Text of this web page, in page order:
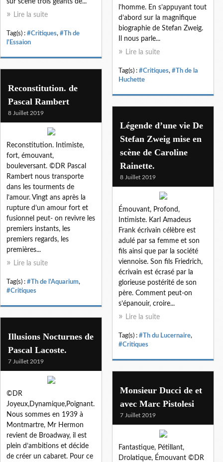
sur scène trois géants de...
Lire la suite
Tag(s) : #Critiques, #Th de
l'Essaion
l’homme. En s’appuyant tout
d’abord sur la magnifique
biographie de Stefan Zweig.
Il nous parle...
Lire la suite
Tag(s) : #Critiques, #Th de la
Huchette
Reconstitution. de
Pascal Rambert
8 Juillet 2019
Reconstitution. Intimiste,
fort, émouvant,
bouleversant. ©DR Pascal
Rambert nous transporte
dans les tourments de
l’amour. Vingt ans après la
rupture d’un amour fort et
fusionnel peut- on revivre les
premiers instants, les
premiers regards, les
premières...
Lire la suite
Tag(s) : #Th de l'Aquarium,
#Critiques
Légende d’une vie De
Stefan Zweig mise en
scène de Caroline
Rainette.
8 Juillet 2019
Émouvant, Profond,
Intimiste. Karl Amadeus
Frank écrivain célèbre est
adulé par sa femme et son
fils ainsi que par la société
viennoise. Son fils Friedrich,
écrivain est écrasé par la
glorieuse postérité de son
père. Comment peut-on
s’épanouir, croire...
Lire la suite
Tag(s) : #Th du Lucernaire,
#Critiques
Illusions Nocturnes de
Pascal Lacoste.
7 Juillet 2019
©DR
Joyeux,Dynamique,Poignant.
Nous sommes en 1939 à
Montmartre, Mr Hermon
revient de Broadway, il est
plein d’ambitions et décide
de créer un cabaret. Pour ce
Monsieur Ducci de et
avec Marc Pistolesi
7 Juillet 2019
Fantastique, Pétillant,
Drolatique, Émouvant ©DR